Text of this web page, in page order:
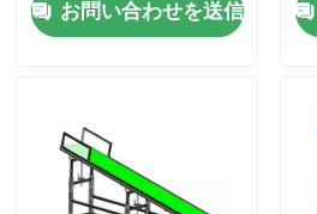
接触
産業アルミニウム プロフィ
お問い合わせを送信